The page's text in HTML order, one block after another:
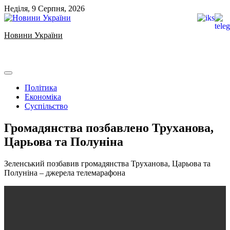
Skip
to
Неділя, 9 Серпня, 2026
Новини України
Політика
Економіка
Суспільство
Громадянства позбавлено Труханова,
Царьова та Полуніна
️️Зеленський позбавив громадянства Труханова, Царьова та
Полуніна – джерела телемарафона